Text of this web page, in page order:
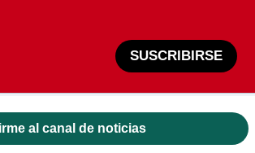
SUSCRIBIRSE
al canal de noticias